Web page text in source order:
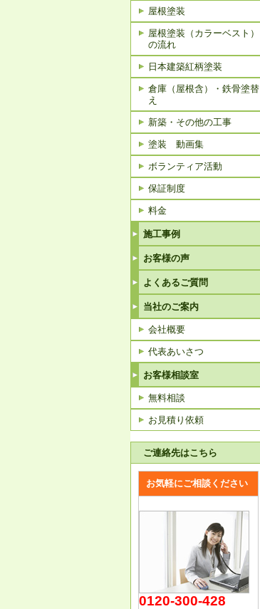
屋根塗装
屋根塗装（カラーベスト）
の流れ
日本建築紅柄塗装
倉庫（屋根含）・鉄骨塗替
え
新築・その他の工事
塗装 動画集
ボランティア活動
保証制度
料金
施工事例
お客様の声
よくあるご質問
当社のご案内
会社概要
代表あいさつ
お客様相談室
無料相談
お見積り依頼
ご連絡先はこちら
お気軽にご相談ください
0120-300-428